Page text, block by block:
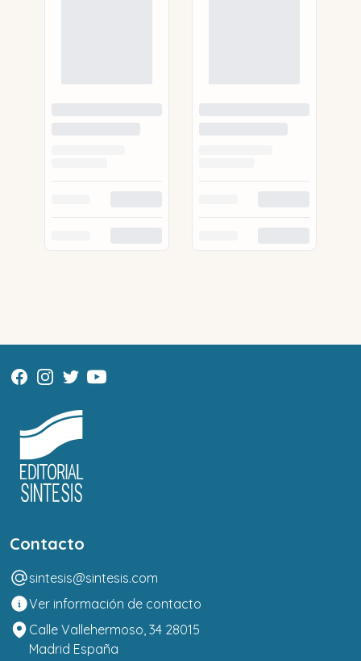
Contacto
sintesis@sintesis.com
Ver información de contacto
Calle Vallehermoso, 34 28015
Madrid España